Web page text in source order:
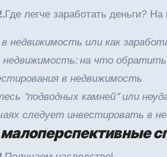
Где легче заработать деньги?
недвижимость или как
на что
в недвижимость
“подводных камней” или
следует инвестировать в